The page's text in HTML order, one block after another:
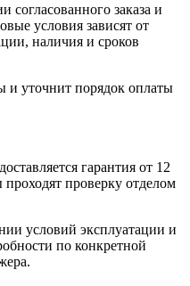
согласованного заказа и
условия зависят от
наличия и сроков
и уточнит порядок оплаты
гарантия от 12
проверку отделом
условий эксплуатации и
по конкретной